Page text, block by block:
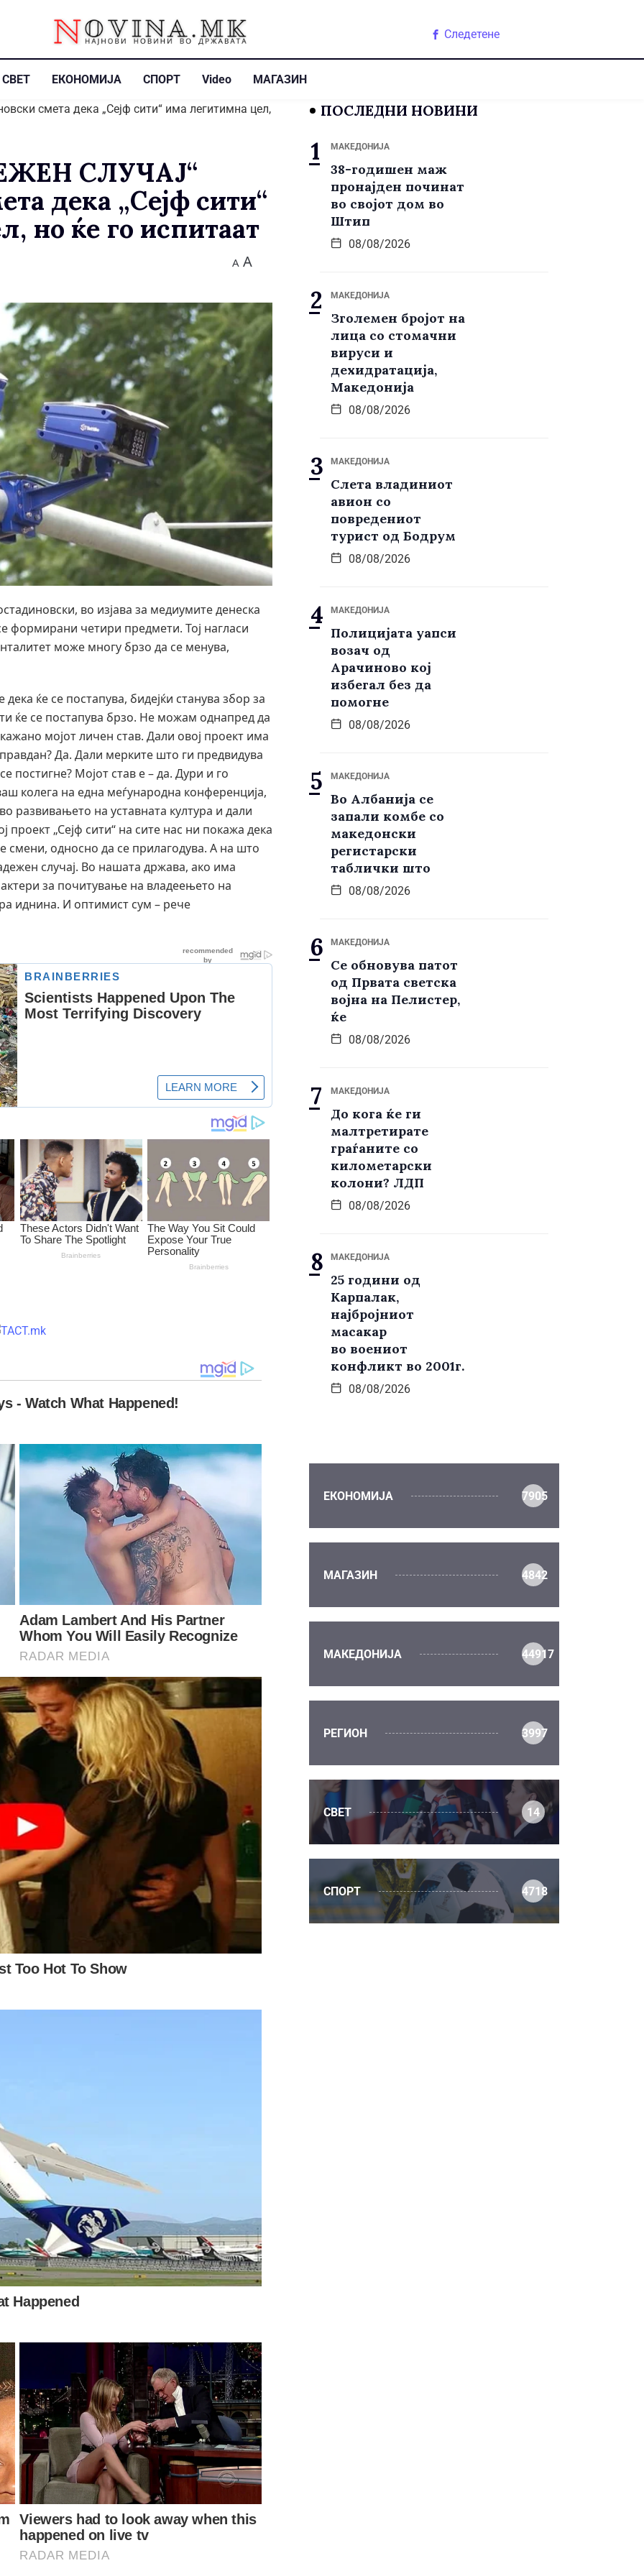
Следетене
СВЕТ ЕКОНОМИЈА СПОРТ Video МАГАЗИН
СЛУЧАЈ“
дека „Сејф сити“
но ќе го испитаат
A A
во изјава за медиумите денеска
формирани четири предмети. Тој нагласи
може многу брзо да се менува,
ќе се постапува, бидејќи станува збор за
ќе се постапува брзо. Не можам однапред да
мојот личен став. Дали овој проект има
Да. Дали мерките што ги предвидува
постигне? Мојот став е – да. Дури и го
колега на една меѓународна конференција,
развивањето на уставната култура и дали
„Сејф сити“ на сите нас ни покажа дека
односно да се прилагодува. А на што
случај. Во нашата држава, ако има
за почитување на владеењето на
иднина. И оптимист сум – рече
ПОСЛЕДНИ НОВИНИ
МАКЕДОНИЈА
38-годишен маж
пронајден починат
во својот дом во
Штип
08/08/2026
МАКЕДОНИЈА
Зголемен бројот на
лица со стомачни
вируси и
дехидратација,
Македонија
08/08/2026
МАКЕДОНИЈА
Слета владиниот
авион со
повредениот
турист од Бодрум
08/08/2026
МАКЕДОНИЈА
Полицијата уапси
возач од
Арачиново кој
избегал без да
помогне
08/08/2026
МАКЕДОНИЈА
Во Албанија се
запали комбе со
македонски
регистарски
таблички што
08/08/2026
МАКЕДОНИЈА
Се обновува патот
од Првата светска
војна на Пелистер,
ќе
08/08/2026
МАКЕДОНИЈА
До кога ќе ги
малтретирате
граѓаните со
километарски
колони? ЛДП
08/08/2026
МАКЕДОНИЈА
25 години од
Карпалак,
најбројниот
масакар
во воениот
конфликт во 2001г.
08/08/2026
ЕКОНОМИЈА 7905
МАГАЗИН 4842
МАКЕДОНИЈА 44917
РЕГИОН 3997
СВЕТ 14
СПОРТ 4718